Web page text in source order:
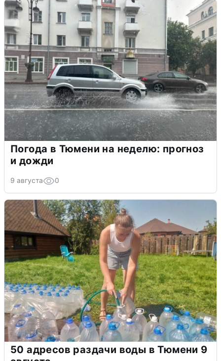
Погода в Тюмени на неделю: прогноз
и дожди
9 августа 0
50 адресов раздачи воды в Тюмени 9